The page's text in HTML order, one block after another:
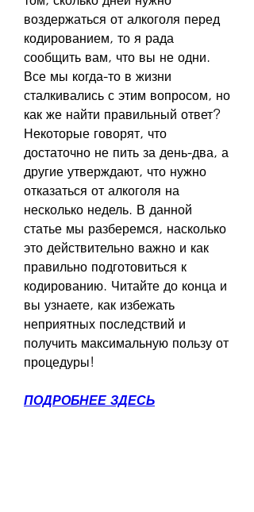
воздержаться от алкоголя перед
кодированием, то я рада
сообщить вам, что вы не одни.
Все мы когда-то в жизни
сталкивались с этим вопросом, но
как же найти правильный ответ?
Некоторые говорят, что
достаточно не пить за день-два, а
другие утверждают, что нужно
отказаться от алкоголя на
несколько недель. В данной
статье мы разберемся, насколько
это действительно важно и как
правильно подготовиться к
кодированию. Читайте до конца и
вы узнаете, как избежать
неприятных последствий и
получить максимальную пользу от
процедуры!
ПОДРОБНЕЕ ЗДЕСЬ